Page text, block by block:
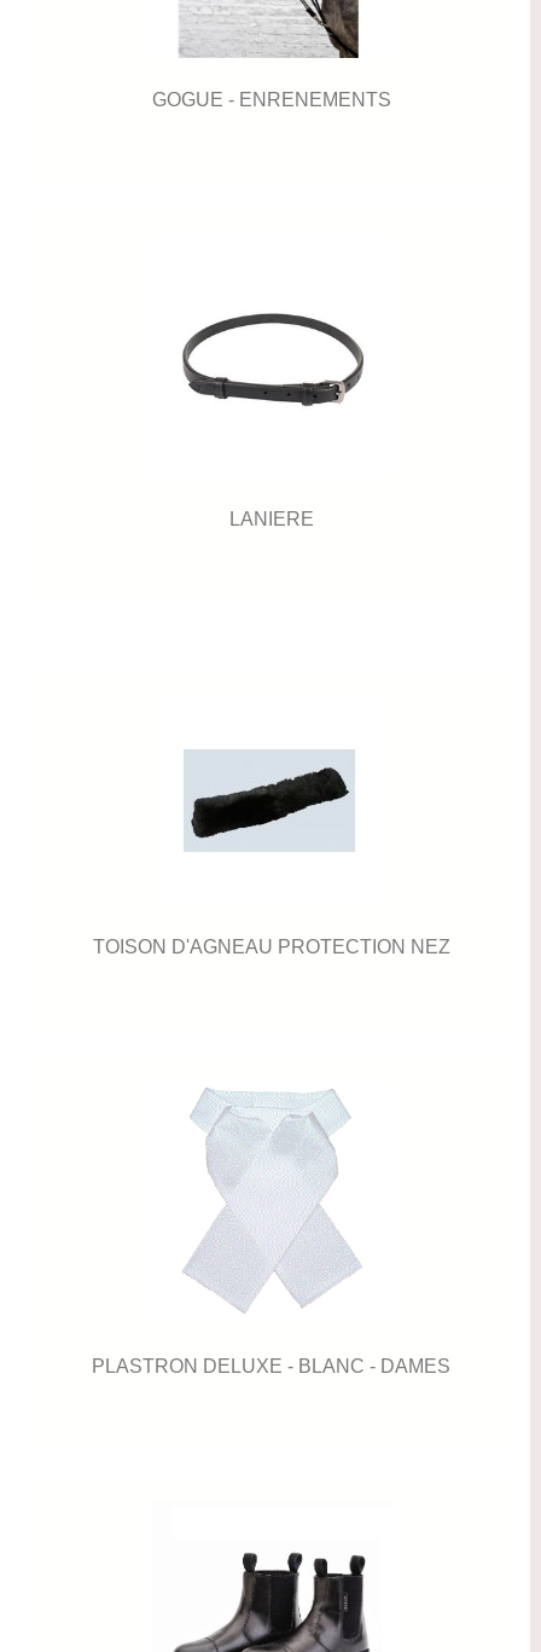
GOGUE - ENRENEMENTS
LANIERE
TOISON D'AGNEAU PROTECTION NEZ
PLASTRON DELUXE - BLANC - DAMES